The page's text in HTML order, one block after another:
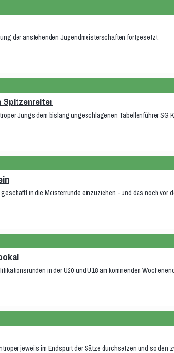
der anstehenden Jugendmeisterschaften fortgesetzt.
Spitzenreiter
Jungs dem bislang ungeschlagenen Tabellenführer
in die Meisterrunde einzuziehen - und das noch vor
in der U20 und U18 am kommenden
jeweils im Endspurt der Sätze durchsetzen und so den